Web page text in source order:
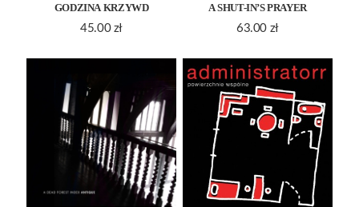
GODZINA KRZYWD
45.00 zł
A SHUT-IN’S PRAYER
63.00 zł